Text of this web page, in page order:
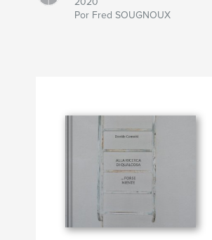
Por Fred SOUGNOUX